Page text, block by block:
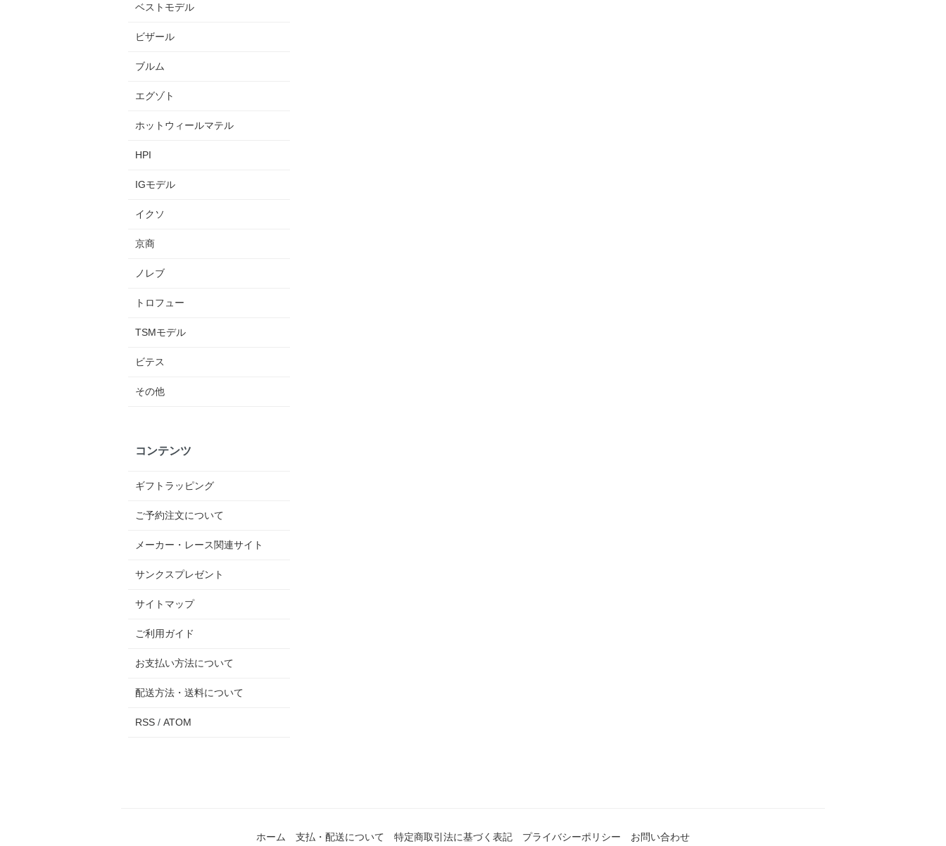
ベストモデル
ビザール
ブルム
エグゾト
ホットウィールマテル
HPI
IGモデル
イクソ
京商
ノレブ
トロフュー
TSMモデル
ビテス
その他
コンテンツ
ギフトラッピング
ご予約注文について
メーカー・レース関連サイト
サンクスプレゼント
サイトマップ
ご利用ガイド
お支払い方法について
配送方法・送料について
RSS / ATOM
ホーム 支払・配送について 特定商取引法に基づく表記 プライバシーポリシー お問い合わせ